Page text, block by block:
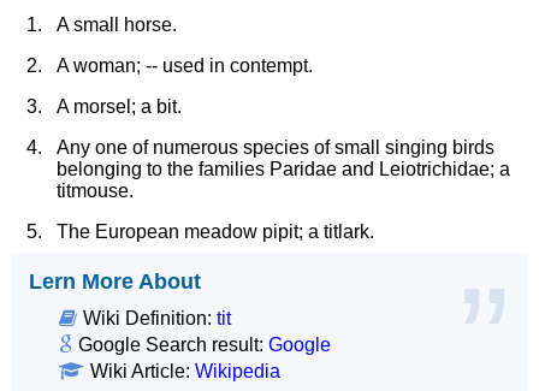
A small horse.
A woman; -- used in contempt.
A morsel; a bit.
Any one of numerous species of small singing birds
belonging to the families Paridae and Leiotrichidae; a
titmouse.
The European meadow pipit; a titlark.
Lern More About
Wiki Definition: tit
Google Search result: Google
Wiki Article: Wikipedia